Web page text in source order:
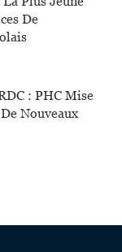
De
: PHC Mise
Nouveaux